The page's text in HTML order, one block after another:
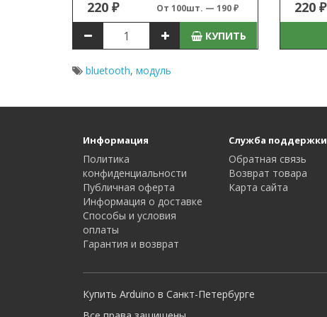
220 ₽
От 100шт. — 190 ₽
КУПИТЬ
220 ₽
bluetooth, модуль
Информация
Политика
конфиденциальности
Публичная оферта
Информация о доставке
Способы и условия
оплаты
Гарантия и возврат
Служба поддержки
Обратная связь
Возврат товара
Карта сайта
Купить Arduino в Санкт-Петербурге